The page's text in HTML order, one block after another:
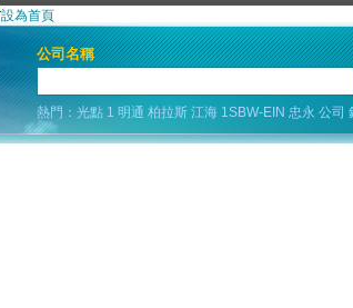
設為首頁
公司名稱
熱門：光點 1 明通 柏拉斯 江海 1SBW-EIN 忠永 公司